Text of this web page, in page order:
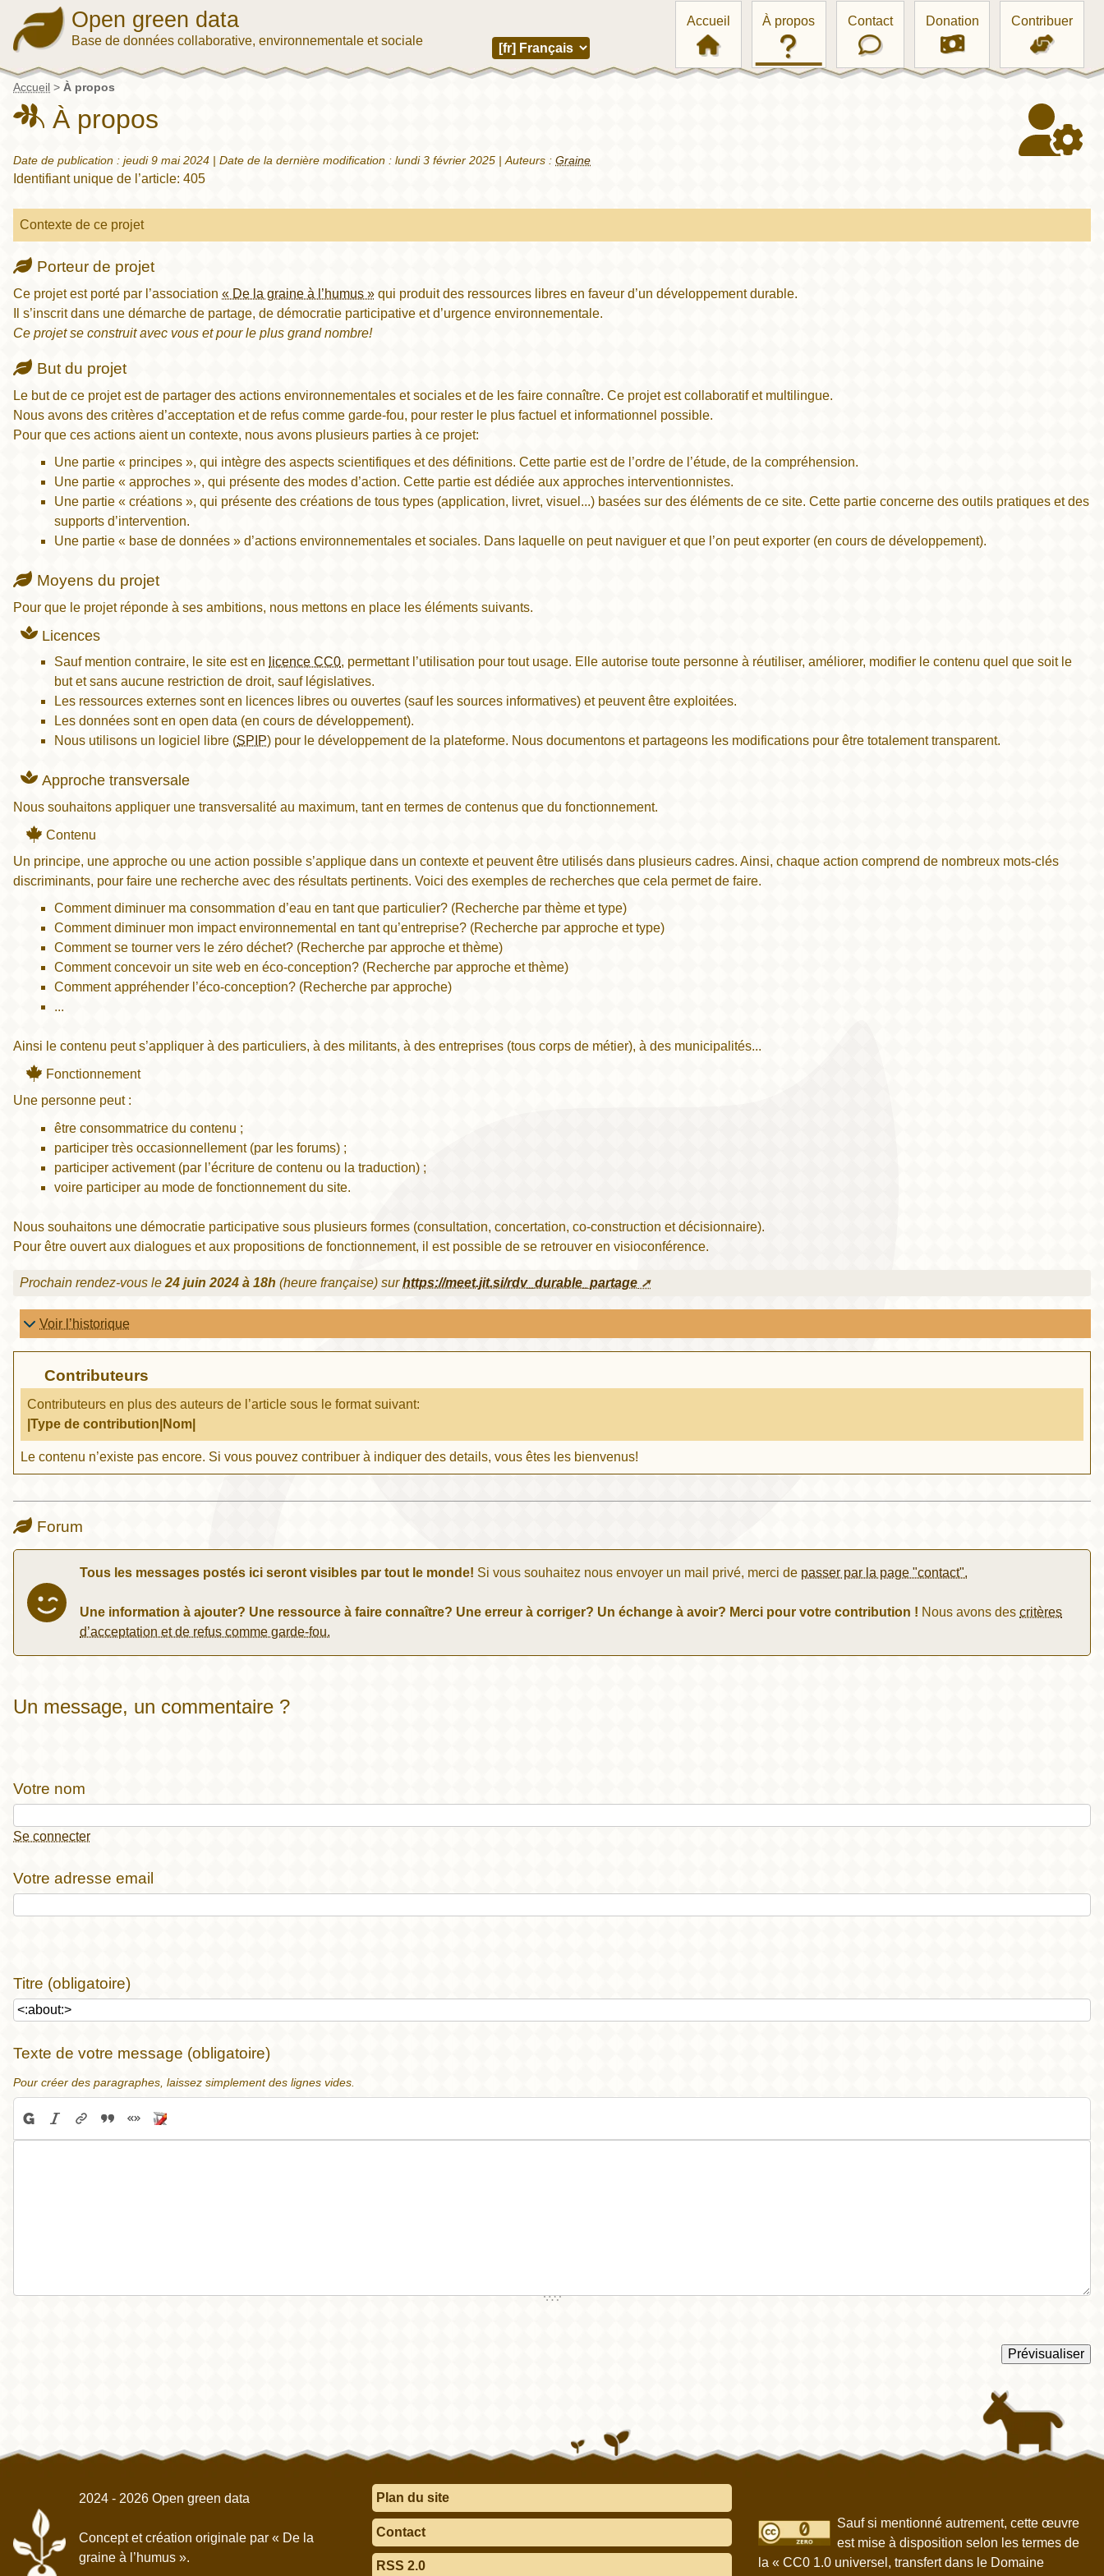
Open green data
Base de données collaborative, environnementale et sociale
Accueil À propos Contact Donation Contribuer
Accueil > À propos
À propos
Date de publication : jeudi 9 mai 2024 | Date de la dernière modification : lundi 3 février 2025 |Auteurs : Graine
Identifiant unique de l’article: 405
Contexte de ce projet
Porteur de projet
Ce projet est porté par l’association « De la graine à l’humus » qui produit des ressources libres en faveur d’un développement durable.
Il s’inscrit dans une démarche de partage, de démocratie participative et d’urgence environnementale.
Ce projet se construit avec vous et pour le plus grand nombre!
But du projet
Le but de ce projet est de partager des actions environnementales et sociales et de les faire connaître. Ce projet est collaboratif et multilingue.
Nous avons des critères d’acceptation et de refus comme garde-fou, pour rester le plus factuel et informationnel possible.
Pour que ces actions aient un contexte, nous avons plusieurs parties à ce projet:
Une partie « principes », qui intègre des aspects scientifiques et des définitions. Cette partie est de l’ordre de l’étude, de la compréhension.
Une partie « approches », qui présente des modes d’action. Cette partie est dédiée aux approches interventionnistes.
Une partie « créations », qui présente des créations de tous types (application, livret, visuel...) basées sur des éléments de ce site. Cette partie concerne des outils pratiques et des
supports d’intervention.
Une partie « base de données » d’actions environnementales et sociales. Dans laquelle on peut naviguer et que l’on peut exporter (en cours de développement).
Moyens du projet
Pour que le projet réponde à ses ambitions, nous mettons en place les éléments suivants.
Licences
Sauf mention contraire, le site est en licence CC0, permettant l’utilisation pour tout usage. Elle autorise toute personne à réutiliser, améliorer, modifier le contenu quel que soit le
but et sans aucune restriction de droit, sauf législatives.
Les ressources externes sont en licences libres ou ouvertes (sauf les sources informatives) et peuvent être exploitées.
Les données sont en open data (en cours de développement).
Nous utilisons un logiciel libre (SPIP) pour le développement de la plateforme. Nous documentons et partageons les modifications pour être totalement transparent.
Approche transversale
Nous souhaitons appliquer une transversalité au maximum, tant en termes de contenus que du fonctionnement.
Contenu
Un principe, une approche ou une action possible s’applique dans un contexte et peuvent être utilisés dans plusieurs cadres. Ainsi, chaque action comprend de nombreux mots-clés
discriminants, pour faire une recherche avec des résultats pertinents. Voici des exemples de recherches que cela permet de faire.
Comment diminuer ma consommation d’eau en tant que particulier? (Recherche par thème et type)
Comment diminuer mon impact environnemental en tant qu’entreprise? (Recherche par approche et type)
Comment se tourner vers le zéro déchet? (Recherche par approche et thème)
Comment concevoir un site web en éco-conception? (Recherche par approche et thème)
Comment appréhender l’éco-conception? (Recherche par approche)
...
Ainsi le contenu peut s’appliquer à des particuliers, à des militants, à des entreprises (tous corps de métier), à des municipalités...
Fonctionnement
Une personne peut :
être consommatrice du contenu ;
participer très occasionnellement (par les forums) ;
participer activement (par l’écriture de contenu ou la traduction) ;
voire participer au mode de fonctionnement du site.
Nous souhaitons une démocratie participative sous plusieurs formes (consultation, concertation, co-construction et décisionnaire).
Pour être ouvert aux dialogues et aux propositions de fonctionnement, il est possible de se retrouver en visioconférence.
Prochain rendez-vous le 24 juin 2024 à 18h (heure française) surhttps://meet.jit.si/rdv_durable_partage
Voir l’historique
Contributeurs
Contributeurs en plus des auteurs de l’article sous le format suivant:
|Type de contribution|Nom|
Le contenu n’existe pas encore. Si vous pouvez contribuer à indiquer des details, vous êtes les bienvenus!
Forum
Tous les messages postés ici seront visibles par tout le monde! Si vous souhaitez nous envoyer un mail privé, merci de passer par la page "contact".
Une information à ajouter? Une ressource à faire connaître? Une erreur à corriger? Un échange à avoir? Merci pour votre contribution ! Nous avons des critères
d’acceptation et de refus comme garde-fou.
Un message, un commentaire ?
Votre nom
Se connecter
Votre adresse email
Titre (obligatoire)
Texte de votre message (obligatoire)
Pour créer des paragraphes, laissez simplement des lignes vides.
2024 - 2026 Open green data
Concept et création originale par « De la
graine à l’humus ».
Plan du site
Contact
RSS 2.0
Sauf si mentionné autrement, cette œuvre
est mise à disposition selon les termes de
la « CC0 1.0 universel, transfert dans le Domaine